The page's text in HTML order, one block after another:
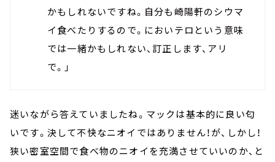
かもしれないですね。自分も崎陽軒のシウマ
イ食べたりするので。においテロという意味
では一緒かもしれない、訂正します、アリ
で。」
迷いながら答えていましたね。マックは基本的に良い匂
いです。決して不快なニオイではありません！が、しかし！
狭い密室空間で食べ物のニオイを充満させていいのか、と